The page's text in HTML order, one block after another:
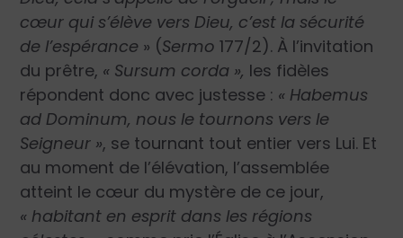
cœur qui s’élève vers Dieu, c’est la sécurité
de l’espérance » (Sermo 177/2). À l’invitation
du prêtre, « Sursum corda », les fidèles
répondent donc avec justesse : « Habemus
ad Dominum, nous le tournons vers le
Seigneur », se tournant tout entier vers Lui. Et
au moment de l’élévation, l’assemblée
atteint le cœur du mystère de ce jour,
« habitant en esprit dans les régions